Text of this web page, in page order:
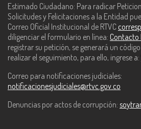
Estimado Ciudadano: Para radicar
Solicitudes y Felicitaciones a la Entidad
Correo Oficial Institucional de RTVC
diligenciar el formulario en línea: Contacto
registrar su petición, se generará un
realizar el seguimiento, para ello, ingrese a:
Correo para notificaciones judiciales:
notificacionesjudiciales@rtvc.gov.co
Denuncias por actos de corrupción: